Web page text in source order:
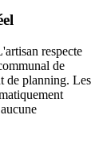
respecte
de
de planning. Les